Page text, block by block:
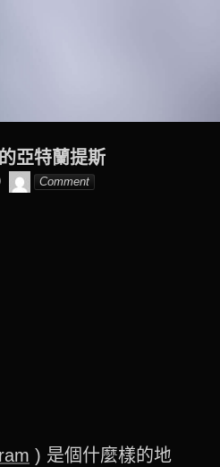
亞特蘭提斯
beagle2001_tw
Comment
) 是個什麼樣的地